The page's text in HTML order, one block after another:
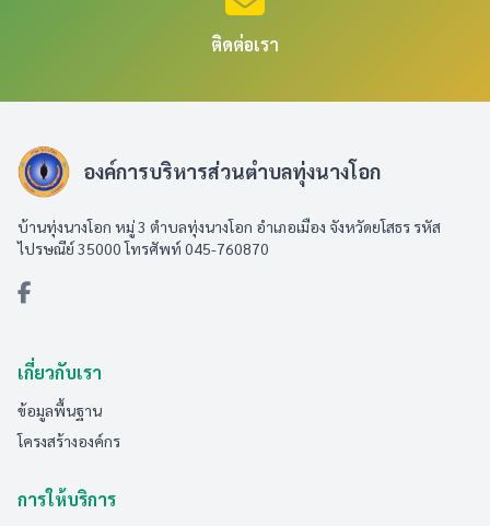
ติดต่อเรา
องค์การบริหารส่วนตำบลทุ่งนางโอก
บ้านทุ่งนางโอก หมู่ 3 ตำบลทุ่งนางโอก อำเภอเมือง จังหวัดยโสธร รหัส
ไปรษณีย์ 35000 โทรศัพท์ 045-760870
เกี่ยวกับเรา
ข้อมูลพื้นฐาน
โครงสร้างองค์กร
การให้บริการ